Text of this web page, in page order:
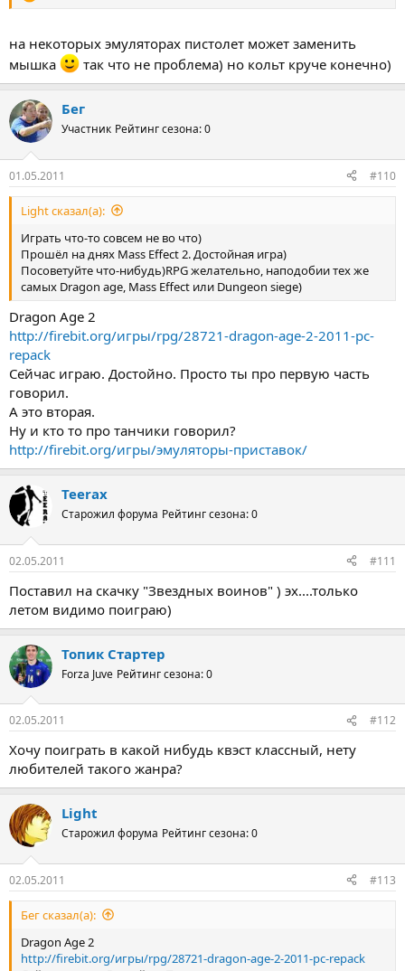
на некоторых эмуляторах пистолет может заменить
мышка
так что не проблема) но кольт круче конечно)
Бег
Участник Рейтинг сезона: 0
01.05.2011 #110
Light сказал(а):
Играть что-то совсем не во что)
Прошёл на днях Mass Effect 2. Достойная игра)
Посоветуйте что-нибудь)RPG желательно, наподобии тех же
самых Dragon age, Mass Effect или Dungeon siege)
Dragon Age 2
http://firebit.org/игры/rpg/28721-dragon-age-2-2011-pc-
repack
Сейчас играю. Достойно. Просто ты про первую часть
говорил.
А это вторая.
Ну и кто то про танчики говорил?
http://firebit.org/игры/эмуляторы-приставок/
Teerax
Старожил форума Рейтинг сезона: 0
02.05.2011 #111
Поставил на скачку "Звездных воинов" ) эх....только
летом видимо поиграю)
Топик Стартер
Forza Juve Рейтинг сезона: 0
02.05.2011 #112
Хочу поиграть в какой нибудь квэст классный, нету
любителей такого жанра?
Light
Старожил форума Рейтинг сезона: 0
02.05.2011 #113
Бег сказал(а):
Dragon Age 2
http://firebit.org/игры/rpg/28721-dragon-age-2-2011-pc-repack